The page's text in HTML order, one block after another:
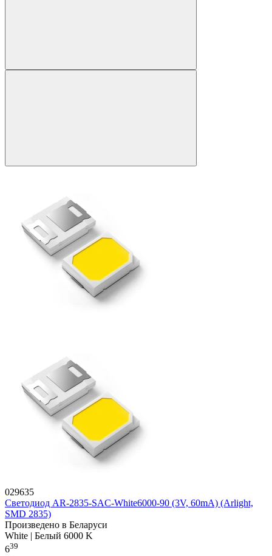
029635
Светодиод AR-2835-SAC-White6000-90 (3V, 60mA) (Arlight,
SMD 2835)
Произведено в Беларуси
White | Белый 6000 K
639